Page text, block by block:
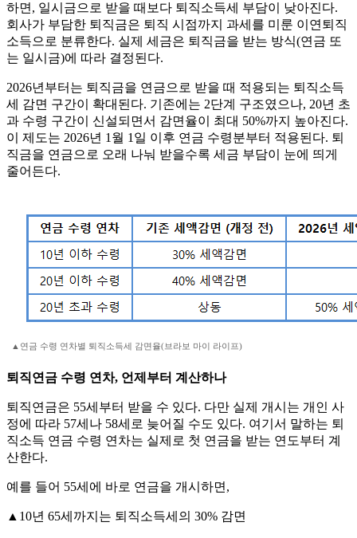
하면, 일시금으로 받을 때보다 퇴직소득세 부담이 낮아진다.
회사가 부담한 퇴직금은 퇴직 시점까지 과세를 미룬 이연퇴직
소득으로 분류한다. 실제 세금은 퇴직금을 받는 방식(연금 또
는 일시금)에 따라 결정된다.
2026년부터는 퇴직금을 연금으로 받을 때 적용되는 퇴직소득
세 감면 구간이 확대된다. 기존에는 2단계 구조였으나, 20년 초
과 수령 구간이 신설되면서 감면율이 최대 50%까지 높아진다.
이 제도는 2026년 1월 1일 이후 연금 수령분부터 적용된다. 퇴
직금을 연금으로 오래 나눠 받을수록 세금 부담이 눈에 띄게
줄어든다.
▲연금 수령 연차별 퇴직소득세 감면율(브라보 마이 라이프)
퇴직연금 수령 연차, 언제부터 계산하나
퇴직연금은 55세부터 받을 수 있다. 다만 실제 개시는 개인 사
정에 따라 57세나 58세로 늦어질 수도 있다. 여기서 말하는 퇴
직소득 연금 수령 연차는 실제로 첫 연금을 받는 연도부터 계
산한다.
예를 들어 55세에 바로 연금을 개시하면,
▲10년 65세까지는 퇴직소득세의 30% 감면